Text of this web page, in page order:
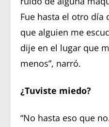
Fue hasta el otro día
que alguien me
dije en el lugar que
menos”, narró.
¿Tuviste miedo?
“No hasta eso que